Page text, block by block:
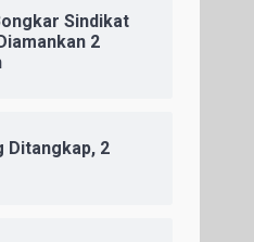
Sindikat
2
Ditangkap, 2